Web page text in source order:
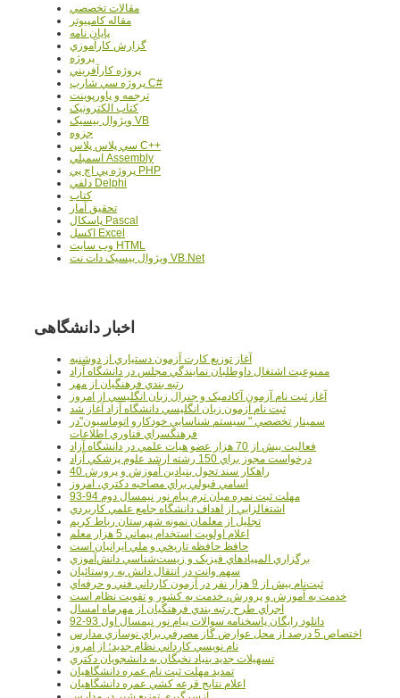
مقالات تخصصي
مقاله کامپیوتر
پایان نامه
گزارش کارآموزي
پروژه
پروژه کارآفريني
پروژه سي شارپ C#
ترجمه و پاورپوينت
کتاب الکترونيک
ويژوال بيسيک VB
جزوه
سي پلاس پلاس C++
اسمبلي Assembly
پروژه پي اچ پي PHP
دلفي Delphi
کتاب
تحقيق آمار
پاسکال Pascal
اکسل Excel
وب سايت HTML
ويژوال بيسيک دات نت VB.Net
اخبار دانشگاهی
آغاز توزيع کارت آزمون دستياري از دوشنبه
ممنوعيت اشتغال داوطلبان نمايندگي مجلس در دانشگاه آزاد
رتبه بندي فرهنگيان از مهر
آغاز ثبت نام آزمون آکادميک و جنرال زبان انگليسي از امروز
ثبت نام آزمون زبان انگليسي دانشگاه آزاد آغاز شد
سمينار تخصصي " سيستم شناسايي خودکارو اتوماسيون"در
فرهنگسراي فناوري اطلاعات
فعاليت بيش از 70 هزار عضو هيات علمي در دانشگاه آزاد
درخواست مجوز براي 150 رشته ارشد علوم پزشکي آزاد
40 راهکار سند تحول بنيادين آموزش و پرورش
اسامي قبولي براي مصاحبه دکتري، امروز
مهلت ثبت نمره میان ترم پیام نور نیمسال دوم 94-93
اشتغالزايي از اهداف دانشگاه جامع علمي کاربردي
تجليل از معلمان نمونه شهرستان رباط کريم
اعلام اولويت استخدام پيماني 5 هزار معلم
حافظ حافظه تاريخي و ملي ايرانيان است
برگزاري المپيادهاي فيزيک و زيست‌شناسي دانش‌آموزي
سهم وانت در انتقال دانش به روستائيان
ثبت‌نام بيش از 9 هزار نفر در آزمون کارداني فني و حرفه‌اي
خدمت به آموزش و پرورش، خدمت به کشور و تقويت نظام است
اجراي طرح رتبه بندي فرهنگيان از مهرماه امسال
دانلود رایگان پاسخنامه سوالات پیام نور نیمسال اول 93-92
اختصاص 5 درصد از محل عوارض گاز مصرفي براي نوسازي مدارس
نام نويسي کارداني نظام جديد؛ از امروز
تسهيلات جديد بنياد نخبگان به دانشجويان دکتري
تمديد مهلت ثبت نام عمره دانشگاهيان
اعلام نتايج قرعه کشي عمره دانشگاهيان